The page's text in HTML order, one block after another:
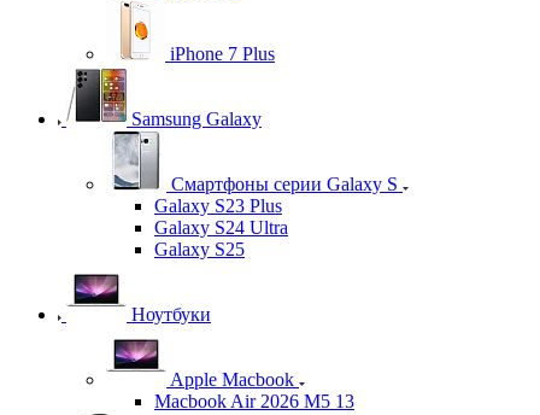
iPhone 7 Plus
Samsung Galaxy
Смартфоны серии Galaxy S
Galaxy S23 Plus
Galaxy S24 Ultra
Galaxy S25
Ноутбуки
Apple Macbook
Macbook Air 2026 M5 13